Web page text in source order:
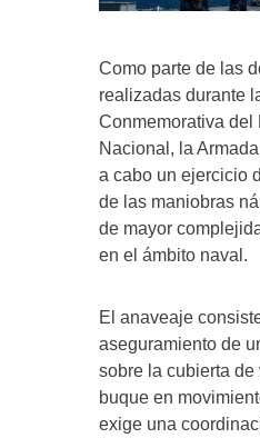
Como parte de las
realizadas durante
Conmemorativa del
Nacional, la
a cabo un ejercicio
de las maniobras
de mayor
en el ámbito naval.
El anaveaje
aseguramiento de
sobre la cubierta de
buque en
exige una